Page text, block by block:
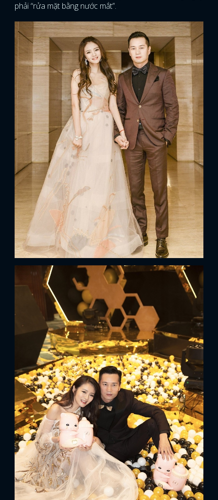
phải “rửa mặt bằng nước mắt”.